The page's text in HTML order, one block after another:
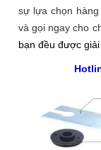
sự lựa chọn
và gọi ngay cho
bạn đều được giải